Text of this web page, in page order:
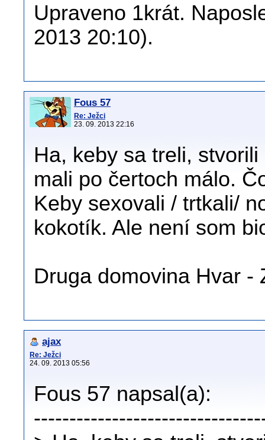
Upraveno 1krát.
2013 20:10).
Fous 57
Re: Ježci
23. 09. 2013 22:16
Ha, keby sa treli,
mali po čertoch málo.
Keby sexovali / trtkali/
kokotík. Ale není som
Druga domovina Hvar -
ajax
Re: Ježci
24. 09. 2013 05:56
Fous 57 napsal(a):